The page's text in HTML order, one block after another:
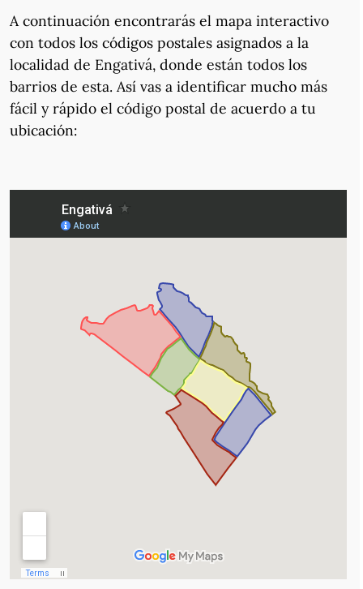
A continuación encontrarás el mapa interactivo
con todos los códigos postales asignados a la
localidad de Engativá, donde están todos los
barrios de esta. Así vas a identificar mucho más
fácil y rápido el código postal de acuerdo a tu
ubicación: